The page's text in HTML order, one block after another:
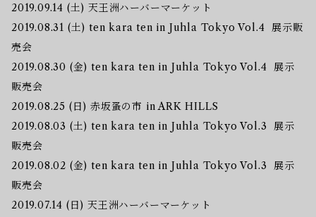
2019.09.14 (土) 天王洲ハーバーマーケット
2019.08.31 (土) ten kara ten in Juhla Tokyo Vol.4 展示販
売会
2019.08.30 (金) ten kara ten in Juhla Tokyo Vol.4 展示
販売会
2019.08.25 (日) 赤坂蚤の市 in ARK HILLS
2019.08.03 (土) ten kara ten in Juhla Tokyo Vol.3 展示
販売会
2019.08.02 (金) ten kara ten in Juhla Tokyo Vol.3 展示
販売会
2019.07.14 (日) 天王洲ハーバーマーケット